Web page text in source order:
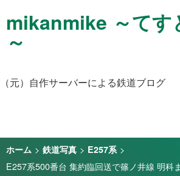
mikanmike ～てす
～
（元）自作サーバーによる鉄道ブログ
ホーム > 鉄道写真 > E257系 >
E257系500番台 集約臨回送で篠ノ井線 明科